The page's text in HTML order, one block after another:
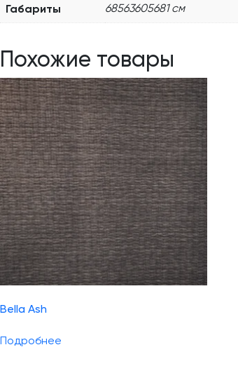
Габариты 68563605681 см
Похожие товары
Bella Ash
Подробнее